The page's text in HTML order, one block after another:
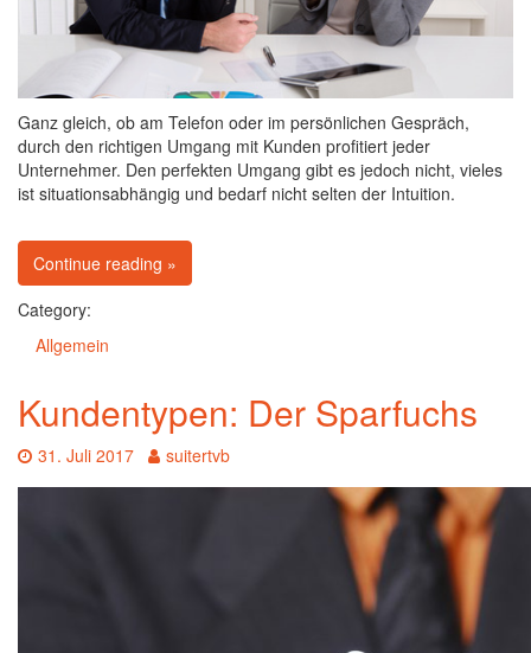
Ganz gleich, ob am Telefon oder im persönlichen Gespräch,
durch den richtigen Umgang mit Kunden profitiert jeder
Unternehmer. Den perfekten Umgang gibt es jedoch nicht, vieles
ist situationsabhängig und bedarf nicht selten der Intuition.
Continue reading on Grundlagen im Umgang mit Kunden
»
Category:
Allgemein
Kundentypen: Der Sparfuchs
Date:
31. Juli 2017 Author:
suitertvb